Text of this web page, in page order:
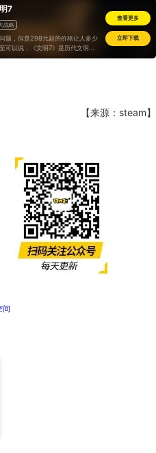
7
战略
题，但是298元起的价格让人多少
可以说，《文明7》是历代文明首
一代..
查看更多
立即下载
【来源：steam】
间